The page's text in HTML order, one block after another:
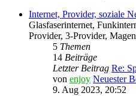
Internet, Provider, soziale
Glasfaserinternet,
Provider, 3-Provider,
5 Themen
14 Beiträge
Letzter Beitrag Re:
von enjoy Neuester
9. Aug 2023, 20:52